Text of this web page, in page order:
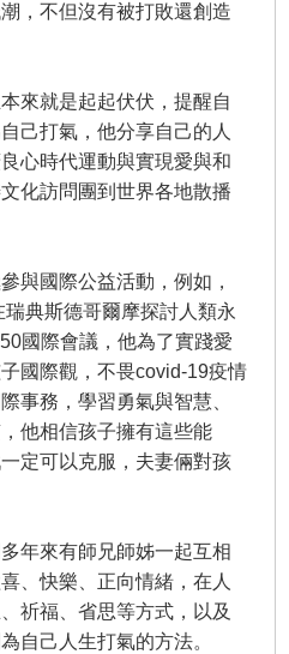
，不但沒有被打敗還創造
就是起起伏伏，提醒自
己打氣，他分享自己的人
心時代運動與實現愛與和
化訪問團到世界各地散播
國際公益活動，例如，
典斯德哥爾摩探討人類永
國際會議，他為了實踐愛
國際觀，不畏covid-19疫情
事務，學習勇氣與智慧、
他相信孩子擁有這些能
定可以克服，夫妻倆對孩
來有師兄師姊一起互相
、快樂、正向情緒，在人
祈福、省思等方式，以及
自己人生打氣的方法。